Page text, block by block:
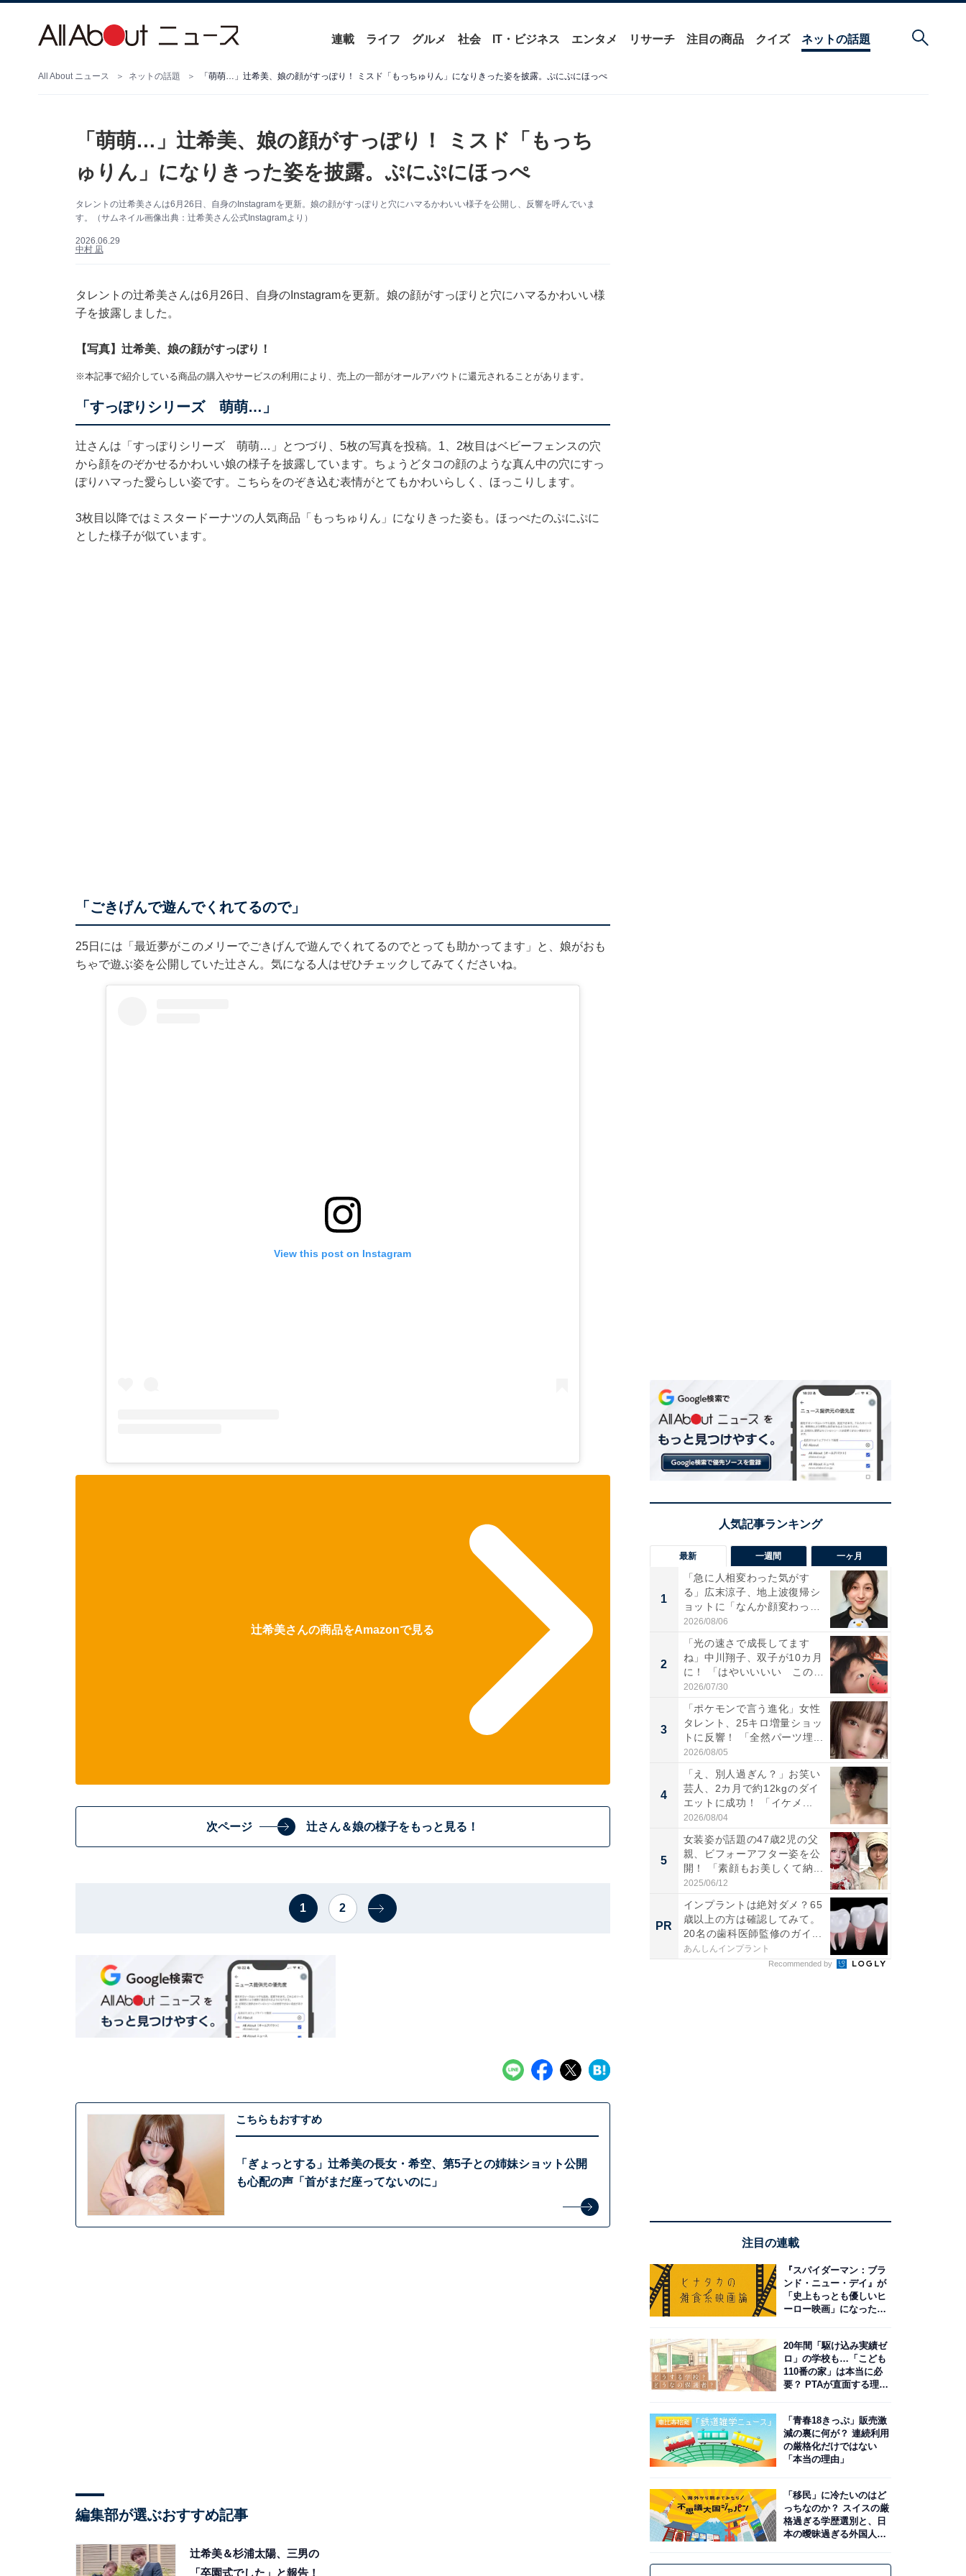
連載 ライフ グルメ 社会 IT・ビジネス エンタメ リサーチ 注目の商品 クイズ ネットの話題
All About ニュース ネットの話題 「萌萌…」辻希美、娘の顔がすっぽり！ ミスド「もっちゅりん」になりきった姿を披露。ぷにぷにほっぺ
「萌萌…」辻希美、娘の顔がすっぽり！ ミスド「もっち
ゅりん」になりきった姿を披露。ぷにぷにほっぺ
タレントの辻希美さんは6月26日、自身のInstagramを更新。娘の顔がすっぽりと穴にハマるかわいい様子を公開し、反響を呼んでいま
す。（サムネイル画像出典：辻希美さん公式Instagramより）
2026.06.29
中村 凪
タレントの辻希美さんは6月26日、自身のInstagramを更新。娘の顔がすっぽりと穴にハマるかわいい様
子を披露しました。
【写真】辻希美、娘の顔がすっぽり！
※本記事で紹介している商品の購入やサービスの利用により、売上の一部がオールアバウトに還元されることがあります。
「すっぽりシリーズ 萌萌…」
辻さんは「すっぽりシリーズ 萌萌…」とつづり、5枚の写真を投稿。1、2枚目はベビーフェンスの穴
から顔をのぞかせるかわいい娘の様子を披露しています。ちょうどタコの顔のような真ん中の穴にすっ
ぽりハマった愛らしい姿です。こちらをのぞき込む表情がとてもかわいらしく、ほっこりします。
3枚目以降ではミスタードーナツの人気商品「もっちゅりん」になりきった姿も。ほっぺたのぷにぷに
とした様子が似ています。
「ごきげんで遊んでくれてるので」
25日には「最近夢がこのメリーでごきげんで遊んでくれてるのでとっても助かってます」と、娘がおも
ちゃで遊ぶ姿を公開していた辻さん。気になる人はぜひチェックしてみてくださいね。
View this post on Instagram
辻希美さんの商品をAmazonで見る
次ページ 辻さん＆娘の様子をもっと見る！
1 2
こちらもおすすめ
「ぎょっとする」辻希美の長女・希空、第5子との姉妹ショット公開
も心配の声「首がまだ座ってないのに」
編集部が選ぶおすすめ記事
辻希美＆杉浦太陽、三男の
「卒園式でした」と報告！
最新 一週間 一ヶ月
1
「急に人相変わった気がす
る」広末涼子、地上波復帰シ
ョットに「なんか顔変わっ
た」の...
2026/08/06
2
「光の速さで成長してます
ね」中川翔子、双子が10カ月
に！ 「はやいいいい この
前...
2026/07/30
3
「ポケモンで言う進化」女性
タレント、25キロ増量ショッ
トに反響！ 「全然パーツ埋...
2026/08/05
4
「え、別人過ぎん？」お笑い
芸人、2カ月で約12kgのダイ
エットに成功！ 「イケメ...
2026/08/04
5
女装姿が話題の47歳2児の父
親、ビフォーアフター姿を公
開！ 「素顔もお美しくて納...
2025/06/12
PR
インプラントは絶対ダメ？65
歳以上の方は確認してみて。
20名の歯科医師監修のガイ...
あんしんインプラント
Recommended by
注目の連載
『スパイダーマン：ブラ
ンド・ニュー・デイ』が
「史上もっとも優しいヒ
ーロー映画」になった理
20年間「駆け込み実績ゼ
ロ」の学校も…「こども
110番の家」は本当に必
要？ PTAが直面する理想
「青春18きっぷ」販売激
減の裏に何が？ 連続利用
の厳格化だけではない
「本当の理由」
「移民」に冷たいのはど
っちなのか？ スイスの厳
格過ぎる学歴選別と、日
本の曖昧過ぎる外国人政